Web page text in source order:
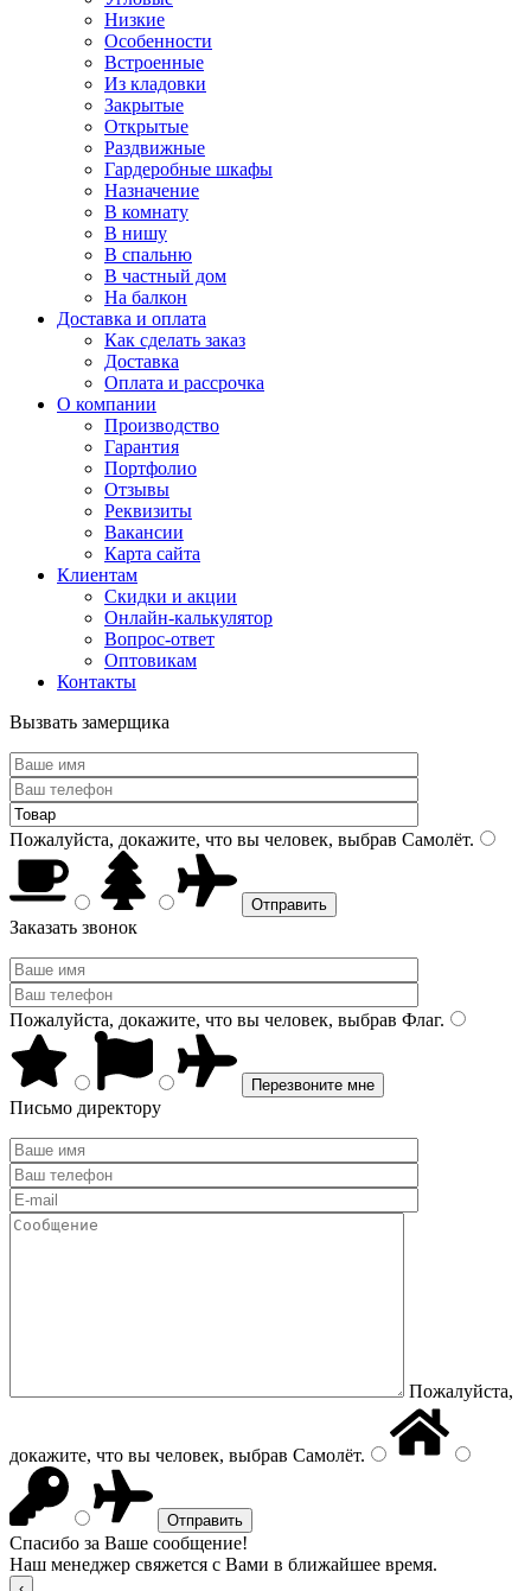
Низкие
Особенности
Встроенные
Из кладовки
Закрытые
Открытые
Раздвижные
Гардеробные шкафы
Назначение
В комнату
В нишу
В спальню
В частный дом
На балкон
Доставка и оплата
Как сделать заказ
Доставка
Оплата и рассрочка
О компании
Производство
Гарантия
Портфолио
Отзывы
Реквизиты
Вакансии
Карта сайта
Клиентам
Скидки и акции
Онлайн-калькулятор
Вопрос-ответ
Оптовикам
Контакты
Вызвать замерщика
Пожалуйста, докажите, что вы человек, выбрав Самолёт.
Заказать звонок
Пожалуйста, докажите, что вы человек, выбрав Флаг.
Письмо директору
Пожалуйста,
докажите, что вы человек, выбрав Самолёт.
Спасибо за Ваше сообщение!
Наш менеджер свяжется с Вами в ближайшее время.